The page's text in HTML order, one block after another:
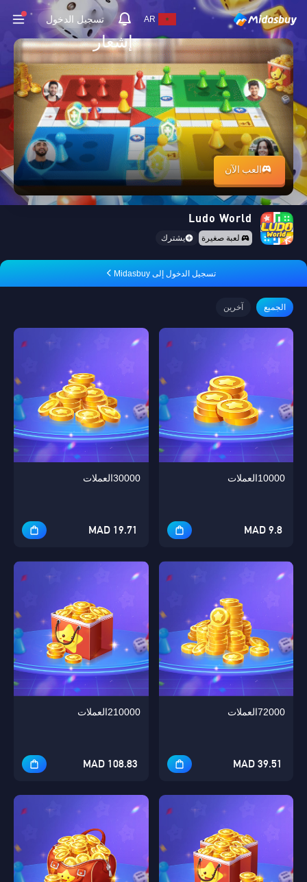
AR
إشعار
تسجيل الدخول
العب الآن
Ludo World
لعبة صغيرة يشترك
تسجيل الدخول إلى Midasbuy
الجميع آخرين
10000العملات
9.8 MAD
30000العملات
19.71 MAD
72000العملات
39.51 MAD
210000العملات
108.83 MAD